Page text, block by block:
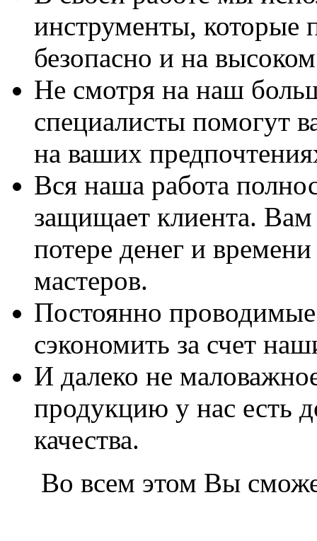
инструменты, которые
безопасно и на
Не смотря на наш
специалисты помогут
на ваших
Вся наша работа
защищает клиента. Вам
потере денег и
мастеров.
Постоянно
сэкономить за счет
И далеко не
продукцию у нас есть
качества.
Во всем этом Вы